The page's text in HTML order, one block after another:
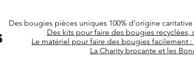
Des bougies pièces uniques 100% d'origine
Des kits pour faire des bougies recyclées,
Le matériel pour faire des bougies facilement
La Charity brocante et les